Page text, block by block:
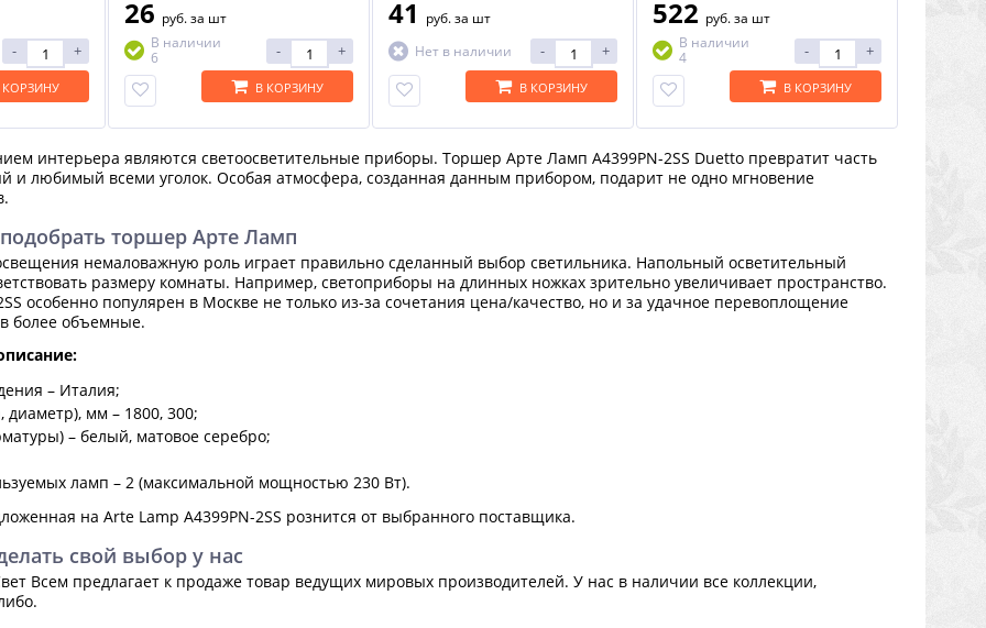
- +
КОРЗИНУ
26 руб.за шт
В наличии
6
- +
В КОРЗИНУ
41 руб.за шт
Нет в наличии
- +
В КОРЗИНУ
522 руб.за шт
В наличии
4
- +
В КОРЗИНУ
интерьера являются светоосветительные приборы. Торшер Арте Ламп A4399PN-2SS Duetto превратит часть
и любимый всеми уголок. Особая атмосфера, созданная данным прибором, подарит не одно мгновение
торшер Арте Ламп
немаловажную роль играет правильно сделанный выбор светильника. Напольный осветительный
размеру комнаты. Например, светоприборы на длинных ножках зрительно увеличивает пространство.
особенно популярен в Москве не только из-за сочетания цена/качество, но и за удачное перевоплощение
более объемные.
– Италия;
диаметр), мм – 1800, 300;
– белый, матовое серебро;
ламп – 2 (максимальной мощностью 230 Вт).
на Arte Lamp A4399PN-2SS рознится от выбранного поставщика.
свой выбор у нас
Всем предлагает к продаже товар ведущих мировых производителей. У нас в наличии все коллекции,